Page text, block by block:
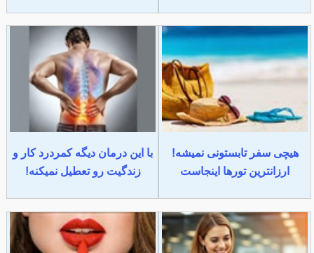
هیچی سفر تابستونی نمیشه!
ارزانترین تورها اینجاست
با این درمان دیگه کمردرد کار و
زندگیت رو تعطیل نمیکنه!